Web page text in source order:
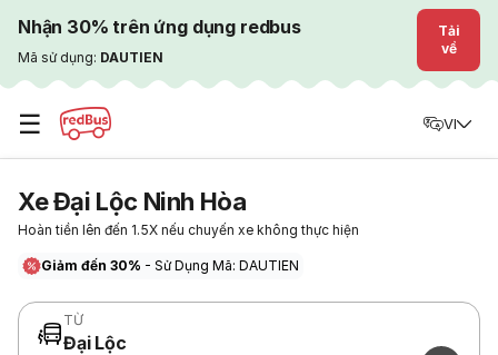
Nhận 30% trên ứng dụng redbus
Mã sử dụng: DAUTIEN
Tải
về
☰ VI
Xe Đại Lộc Ninh Hòa
Hoàn tiền lên đến 1.5X nếu chuyến xe không thực hiện
Giảm đến 30% - Sử Dụng Mã: DAUTIEN
TỪ
Đại Lộc